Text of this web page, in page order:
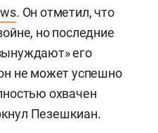
. Он отметил, что
но последние
его
не может успешно
охвачен
Пезешкиан.